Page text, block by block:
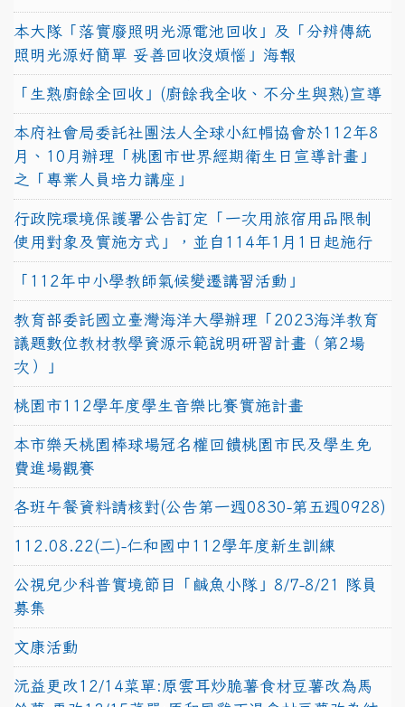
本大隊「落實廢照明光源電池回收」及「分辨傳統
照明光源好簡單 妥善回收沒煩惱」海報
「生熟廚餘全回收」(廚餘我全收、不分生與熟)宣導
本府社會局委託社團法人全球小紅帽協會於112年8
月、10月辦理「桃園市世界經期衛生日宣導計畫」
之「專業人員培力講座」
行政院環境保護署公告訂定「一次用旅宿用品限制
使用對象及實施方式」，並自114年1月1日起施行
「112年中小學教師氣候變遷講習活動」
教育部委託國立臺灣海洋大學辦理「2023海洋教育
議題數位教材教學資源示範說明研習計畫（第2場
次）」
桃園市112學年度學生音樂比賽實施計畫
本市樂天桃園棒球場冠名權回饋桃園市民及學生免
費進場觀賽
各班午餐資料請核對(公告第一週0830-第五週0928)
112.08.22(二)-仁和國中112學年度新生訓練
公視兒少科普實境節目「鹹魚小隊」8/7-8/21 隊員
募集
文康活動
沅益更改12/14菜單:原雲耳炒脆薯食材豆薯改為馬